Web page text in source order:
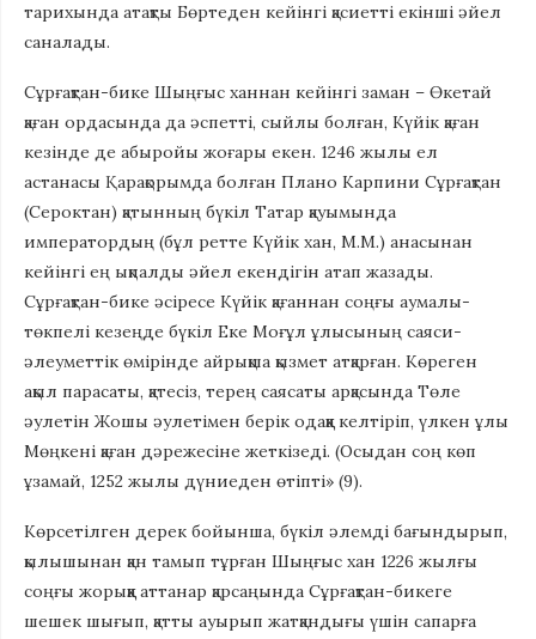
тарихында атақты Бөртеден кейінгі қасиетті екінші әйел
саналады.
Сұрғақтан-бике Шыңғыс ханнан кейінгі заман – Өкетай
қаған ордасында да әспетті, сыйлы болған, Күйік қаған
кезінде де абыройы жоғары екен. 1246 жылы ел
астанасы Қарақорымда болған Плано Карпини Сұрғақтан
(Сероктан) қатынның бүкіл Татар қауымында
императордың (бұл ретте Күйік хан, М.М.) анасынан
кейінгі ең ықпалды әйел екендігін атап жазады.
Сұрғақтан-бике әсіресе Күйік қағаннан соңғы аумалы-
төкпелі кезеңде бүкіл Еке Моғұл ұлысының саяси-
әлеуметтік өмірінде айрықша қызмет атқарған. Көреген
ақыл парасаты, қатесіз, терең саясаты арқасында Төле
әулетін Жошы әулетімен берік одаққа келтіріп, үлкен ұлы
Мөңкені қаған дәрежесіне жеткізеді. (Осыдан соң көп
ұзамай, 1252 жылы дүниеден өтіпті» (9).
Көрсетілген дерек бойынша, бүкіл әлемді бағындырып,
қылышынан қан тамып тұрған Шыңғыс хан 1226 жылғы
соңғы жорыққа аттанар қарсаңында Сұрғақтан-бикеге
шешек шығып, қатты ауырып жатқандығы үшін сапарға